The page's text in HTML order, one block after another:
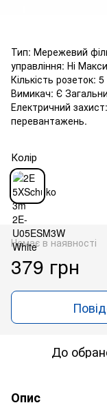
Тип: Мережевий
управління: Ні
Кількість розеток:
Вимикач: Є
Електричний
перевантажень.
Колір
Немає в наявності
379 грн
До
Опис